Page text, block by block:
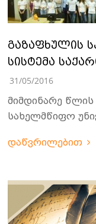
გაზაფხულის
სისტემა
31/05/2016
მიმდინარე წლის
სახელმწიფო
დაწვრილებით